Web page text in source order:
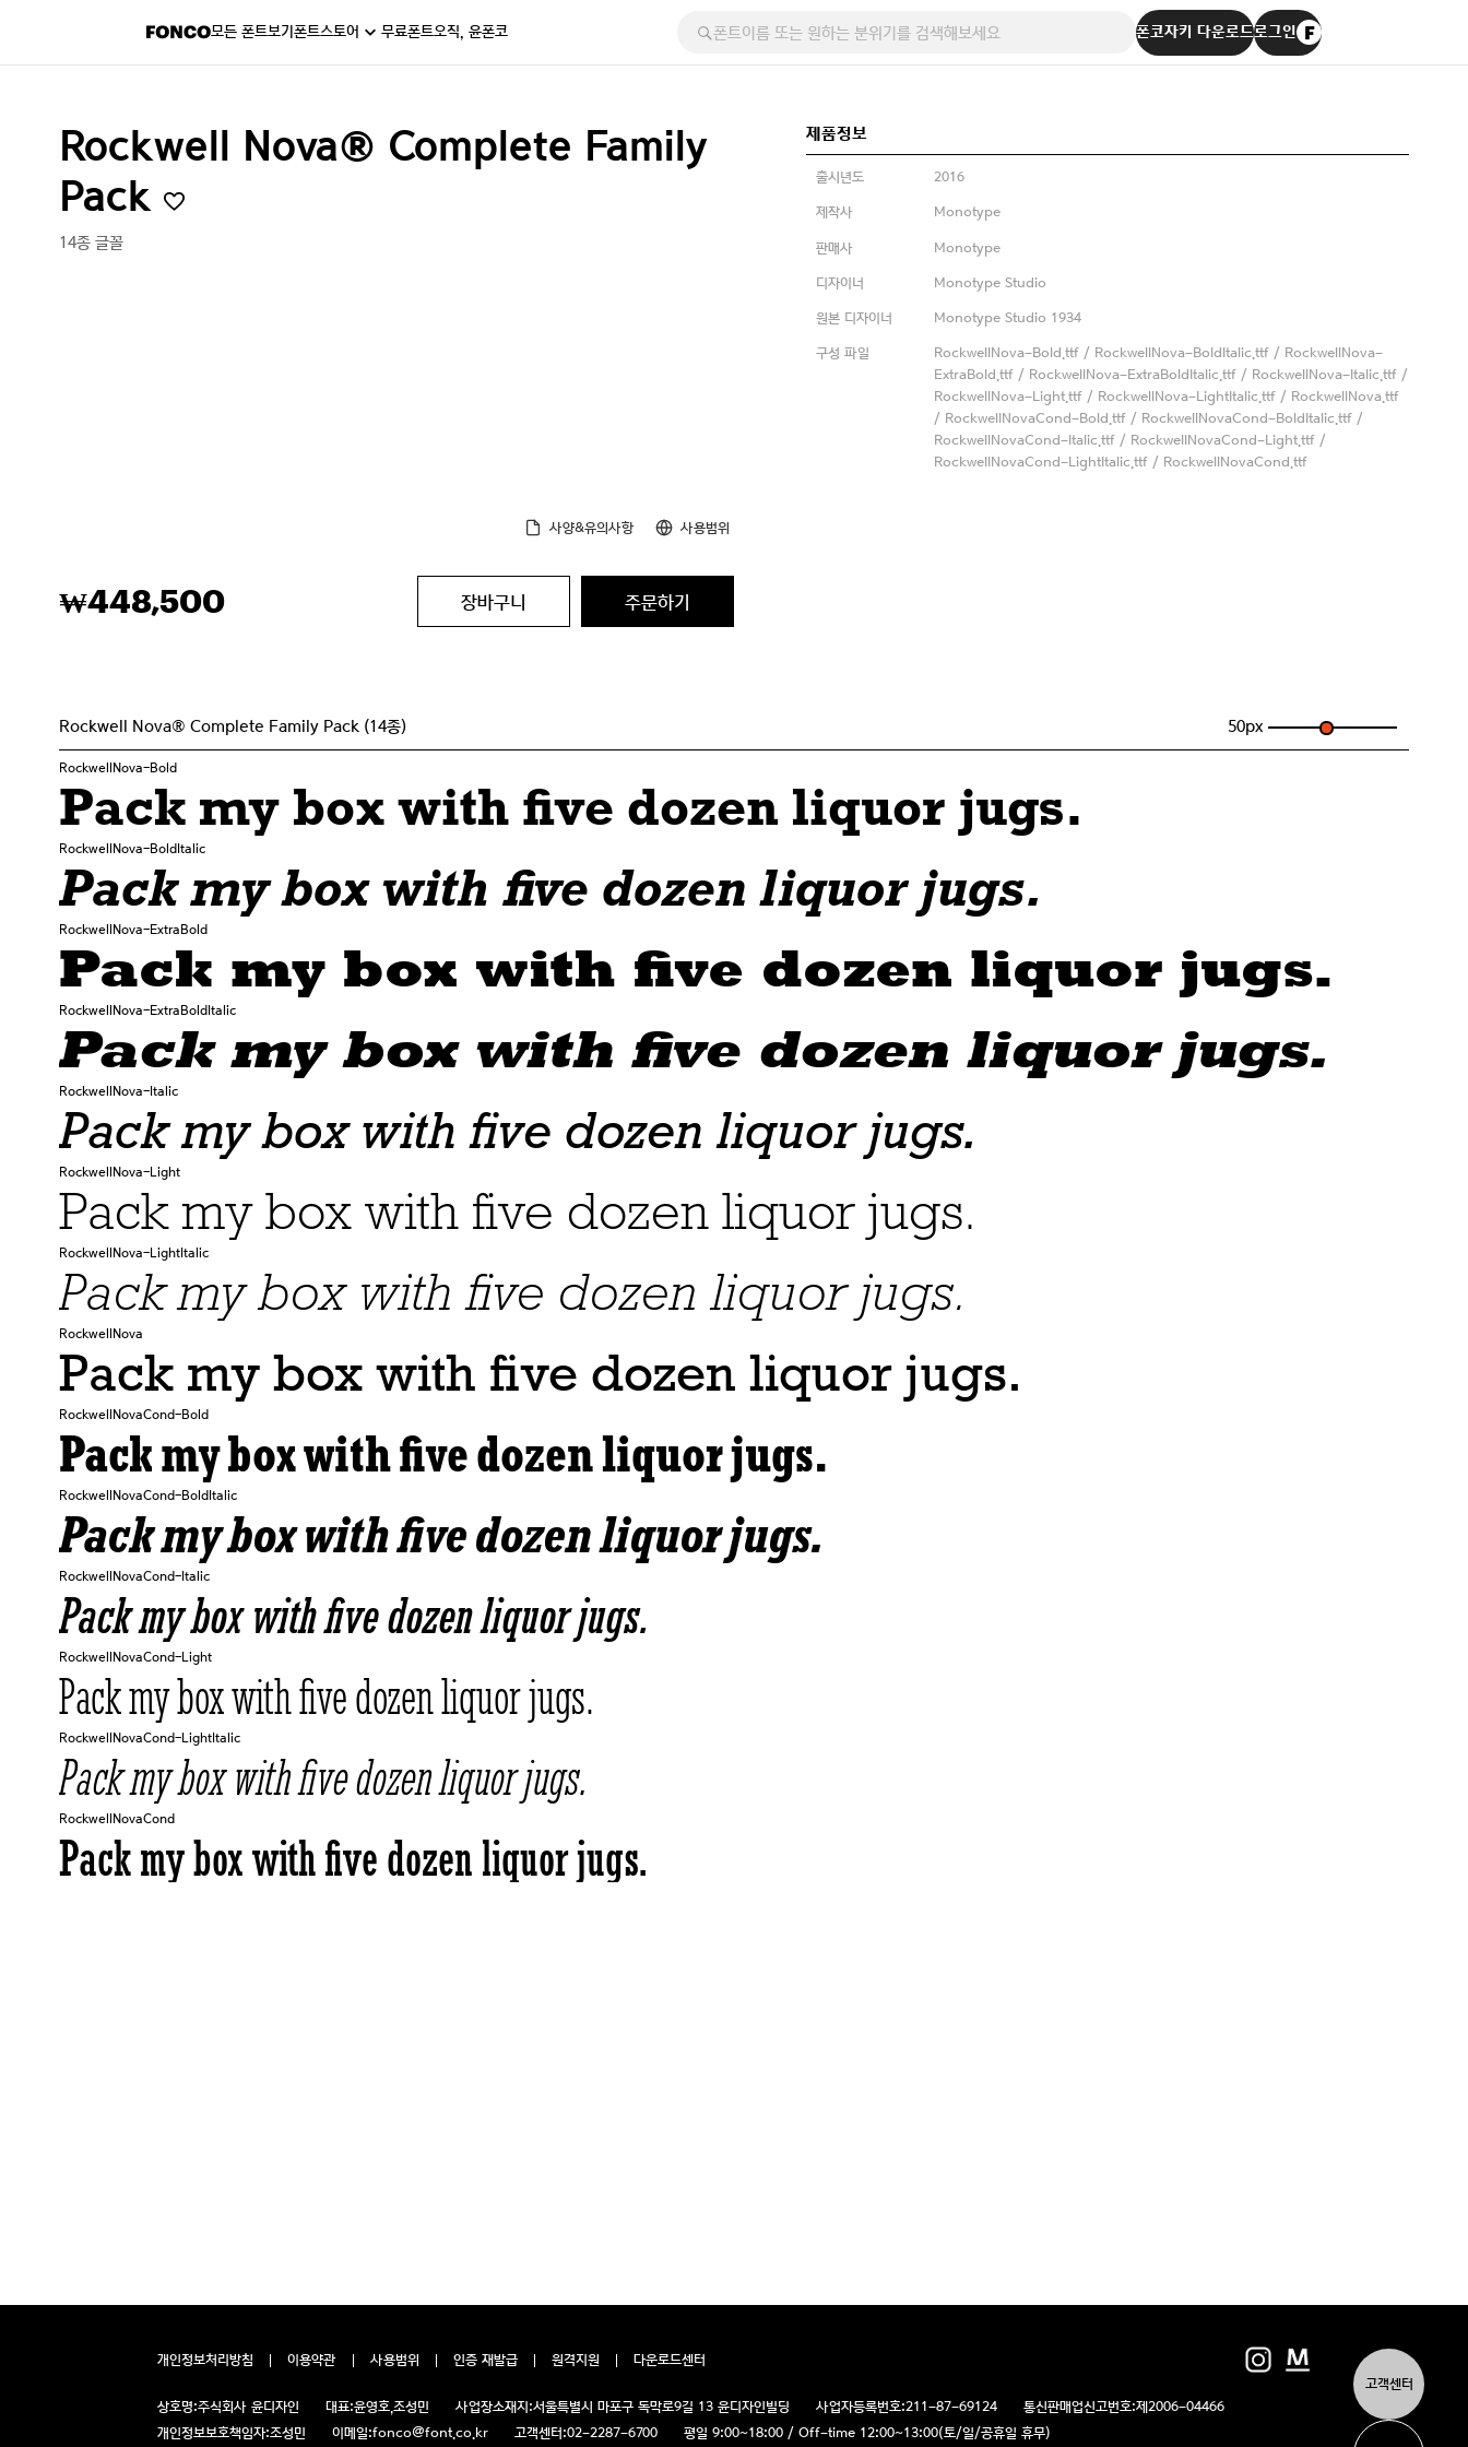
모든 폰트보기폰트스토어 무료폰트오직, 윤폰코 폰코자키 다운로드로그인
Rockwell Nova® Complete Family
Pack
14종 글꼴
제품정보
출시년도 2016
제작사 Monotype
판매사 Monotype
디자이너 Monotype Studio
원본 디자이너 Monotype Studio 1934
구성 파일
RockwellNova-Bold.ttf / RockwellNova-BoldItalic.ttf / RockwellNova-
ExtraBold.ttf / RockwellNova-ExtraBoldItalic.ttf / RockwellNova-Italic.ttf /
RockwellNova-Light.ttf / RockwellNova-LightItalic.ttf / RockwellNova.ttf
/ RockwellNovaCond-Bold.ttf / RockwellNovaCond-BoldItalic.ttf /
RockwellNovaCond-Italic.ttf / RockwellNovaCond-Light.ttf /
RockwellNovaCond-LightItalic.ttf / RockwellNovaCond.ttf
사양&유의사항 사용범위
₩448,500 장바구니 주문하기
Rockwell Nova® Complete Family Pack (14종) 50px
RockwellNova-Bold
Pack my box with five dozen liquor jugs.
RockwellNova-BoldItalic
Pack my box with five dozen liquor jugs.
RockwellNova-ExtraBold
Pack my box with five dozen liquor jugs.
RockwellNova-ExtraBoldItalic
Pack my box with five dozen liquor jugs.
RockwellNova-Italic
Pack my box with five dozen liquor jugs.
RockwellNova-Light
Pack my box with five dozen liquor jugs.
RockwellNova-LightItalic
Pack my box with five dozen liquor jugs.
RockwellNova
Pack my box with five dozen liquor jugs.
RockwellNovaCond-Bold
Pack my box with five dozen liquor jugs.
RockwellNovaCond-BoldItalic
Pack my box with five dozen liquor jugs.
RockwellNovaCond-Italic
Pack my box with five dozen liquor jugs.
RockwellNovaCond-Light
Pack my box with five dozen liquor jugs.
RockwellNovaCond-LightItalic
Pack my box with five dozen liquor jugs.
RockwellNovaCond
Pack my box with five dozen liquor jugs.
고객센터
개인정보처리방침 이용약관 사용범위 인증 재발급 원격지원 다운로드센터
상호명:주식회사 윤디자인 대표:윤영호,조성민 사업장소재지:서울특별시 마포구 독막로9길 13 윤디자인빌딩 사업자등록번호:211-87-69124 통신판매업신고번호:제2006-04466
개인정보보호책임자:조성민 이메일:fonco@font.co.kr 고객센터:02-2287-6700 평일 9:00~18:00 / Off-time 12:00~13:00(토/일/공휴일 휴무)